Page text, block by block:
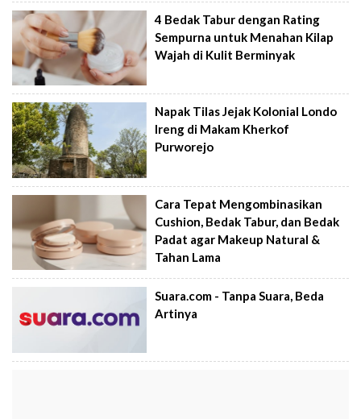
4 Bedak Tabur dengan Rating
Sempurna untuk Menahan Kilap
Wajah di Kulit Berminyak
Napak Tilas Jejak Kolonial Londo
Ireng di Makam Kherkof
Purworejo
Cara Tepat Mengombinasikan
Cushion, Bedak Tabur, dan Bedak
Padat agar Makeup Natural &
Tahan Lama
Suara.com - Tanpa Suara, Beda
Artinya